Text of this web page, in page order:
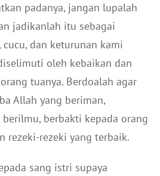
padanya, jangan lupalah
jadikanlah itu sebagai
cucu, dan keturunan kami
oleh kebaikan dan
tuanya. Berdoalah agar
Allah yang beriman,
berbakti kepada orang
rezeki-rezeki yang terbaik.
sang istri supaya